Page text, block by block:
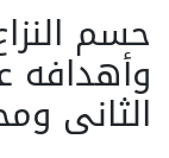
حسم
الثانى